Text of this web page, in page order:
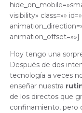
visibility» class=»»
animation_offset=»»]
Hoy tengo una
Después de dos
tecnología a veces
enseñar nuestra
de los directos que
confinamiento, pero